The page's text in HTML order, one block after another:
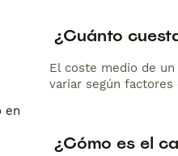
el
¿Cuánto
El coste medio de
variar según
¿Cómo es el